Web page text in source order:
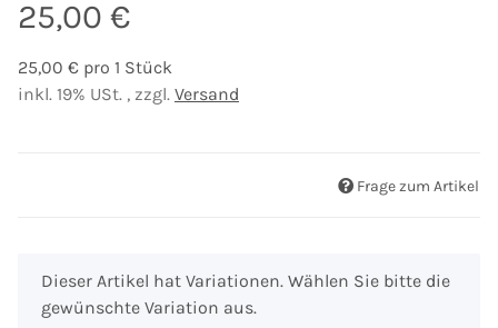
25,00 €
25,00 € pro 1 Stück
inkl. 19% USt. , zzgl. Versand
Frage zum Artikel
x
Dieser Artikel hat Variationen. Wählen Sie bitte die
gewünschte Variation aus.